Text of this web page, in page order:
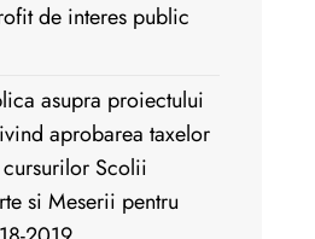
de interes public
asupra proiectului
aprobarea taxelor
Scolii
si Meserii pentru